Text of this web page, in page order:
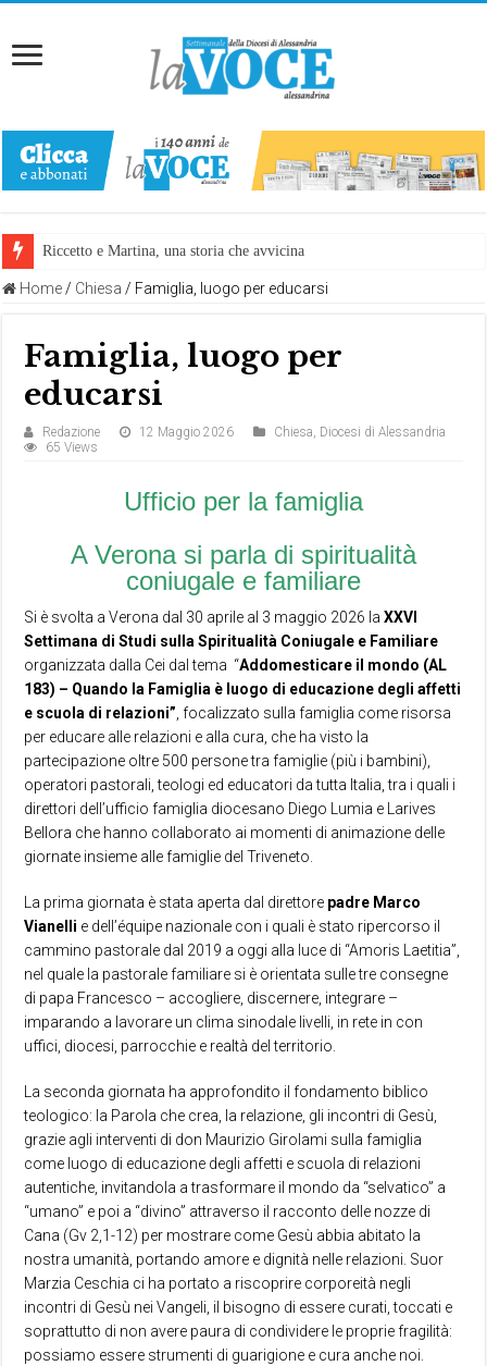
Riccetto e Martina, una storia che avvicina
Home / Chiesa / Famiglia, luogo per educarsi
Famiglia, luogo per
educarsi
Redazione 12 Maggio 2026 Chiesa, Diocesi di Alessandria
65 Views
Ufficio per la famiglia
A Verona si parla di spiritualità
coniugale e familiare
Si è svolta a Verona dal 30 aprile al 3 maggio 2026 laXXVI
Settimana di Studi sulla Spiritualità Coniugale e Familiare
organizzata dalla Cei dal tema “Addomesticare il mondo (AL
183) – Quando la Famiglia è luogo di educazione degli affetti
e scuola di relazioni” , focalizzato sulla famiglia come risorsa
per educare alle relazioni e alla cura, che ha visto la
partecipazione oltre 500 persone tra famiglie (più i bambini),
operatori pastorali, teologi ed educatori da tutta Italia, tra i quali i
direttori dell’ufficio famiglia diocesano Diego Lumia e Larives
Bellora che hanno collaborato ai momenti di animazione delle
giornate insieme alle famiglie del Triveneto.
La prima giornata è stata aperta dal direttore padre Marco
Vianelli e dell’équipe nazionale con i quali è stato ripercorso il
cammino pastorale dal 2019 a oggi alla luce di “Amoris Laetitia”,
nel quale la pastorale familiare si è orientata sulle tre consegne
di papa Francesco – accogliere, discernere, integrare –
imparando a lavorare un clima sinodale livelli, in rete in con
uffici, diocesi, parrocchie e realtà del territorio.
La seconda giornata ha approfondito il fondamento biblico
teologico: la Parola che crea, la relazione, gli incontri di Gesù,
grazie agli interventi di don Maurizio Girolami sulla famiglia
come luogo di educazione degli affetti e scuola di relazioni
autentiche, invitandola a trasformare il mondo da “selvatico” a
“umano” e poi a “divino” attraverso il racconto delle nozze di
Cana (Gv 2,1-12) per mostrare come Gesù abbia abitato la
nostra umanità, portando amore e dignità nelle relazioni. Suor
Marzia Ceschia ci ha portato a riscoprire corporeità negli
incontri di Gesù nei Vangeli, il bisogno di essere curati, toccati e
soprattutto di non avere paura di condividere le proprie fragilità:
possiamo essere strumenti di guarigione e cura anche noi.